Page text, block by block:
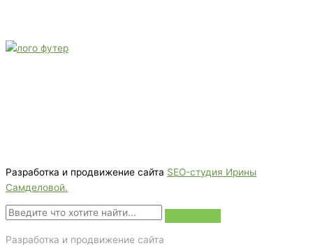
Разработка и продвижение сайта SEO-студия Ирины
Самделовой.
Разработка и продвижение сайта